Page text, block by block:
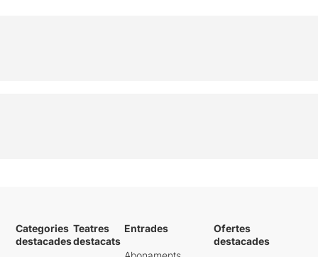
Categories
destacades
Teatres
destacats
Entrades
Ofertes
destacades